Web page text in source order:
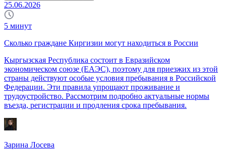
25.06.2026
5 минут
Сколько граждане Киргизии могут находиться в России
Кыргызская Республика состоит в Евразийском
экономическом союзе (ЕАЭС), поэтому для приезжих из этой
страны действуют особые условия пребывания в Российской
Федерации. Эти правила упрощают проживание и
трудоустройство. Рассмотрим подробно актуальные нормы
въезда, регистрации и продления срока пребывания.
Зарина Лосева